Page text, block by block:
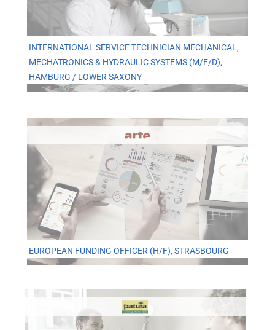
INTERNATIONAL SERVICE TECHNICIAN MECHANICAL,
MECHATRONICS & HYDRAULIC SYSTEMS (M/F/D),
HAMBURG / LOWER SAXONY
EUROPEAN FUNDING OFFICER (H/F), STRASBOURG